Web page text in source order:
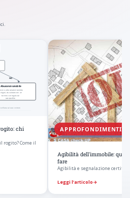
chi
rogito? Come il
APPROFONDIMENTI
Agibilità dell'immobile:
fare
Agibilità e segnalazione
Leggi l’articolo→